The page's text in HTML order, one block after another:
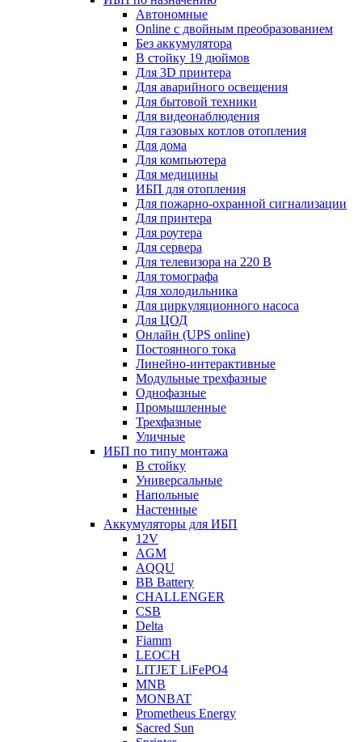
Автономные
Online с двойным преобразованием
Без аккумулятора
В стойку 19 дюймов
Для 3D принтера
Для аварийного освещения
Для бытовой техники
Для видеонаблюдения
Для газовых котлов отопления
Для дома
Для компьютера
Для медицины
ИБП для отопления
Для пожарно-охранной сигнализации
Для принтера
Для роутера
Для сервера
Для телевизора на 220 В
Для томографа
Для холодильника
Для циркуляционного насоса
Для ЦОД
Онлайн (UPS online)
Постоянного тока
Линейно-интерактивные
Модульные трехфазные
Однофазные
Промышленные
Трехфазные
Уличные
ИБП по типу монтажа
В стойку
Универсальные
Напольные
Настенные
Аккумуляторы для ИБП
12V
AGM
AQQU
BB Battery
CHALLENGER
CSB
Delta
Fiamm
LEOCH
LITJET LiFePO4
MNB
MONBAT
Prometheus Energy
Sacred Sun